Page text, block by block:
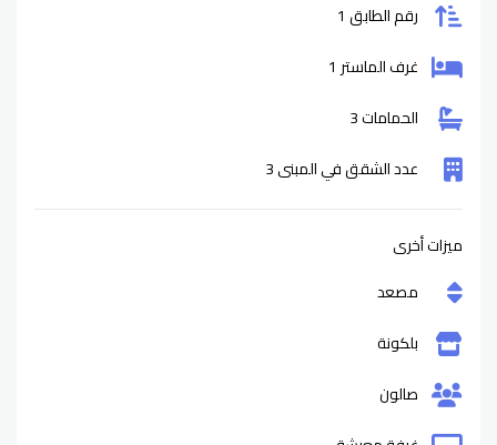
رقم الطابق 1
غرف الماستر 1
الحمامات 3
عدد الشقق في المبنى 3
ميزات أخرى
مصعد
بلكونة
صالون